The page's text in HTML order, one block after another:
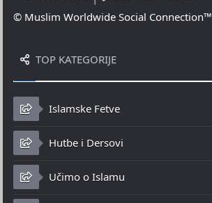
© Muslim Worldwide Social Connection™
TOP KATEGORIJE
Islamske Fetve
Hutbe i Dersovi
Učimo o Islamu